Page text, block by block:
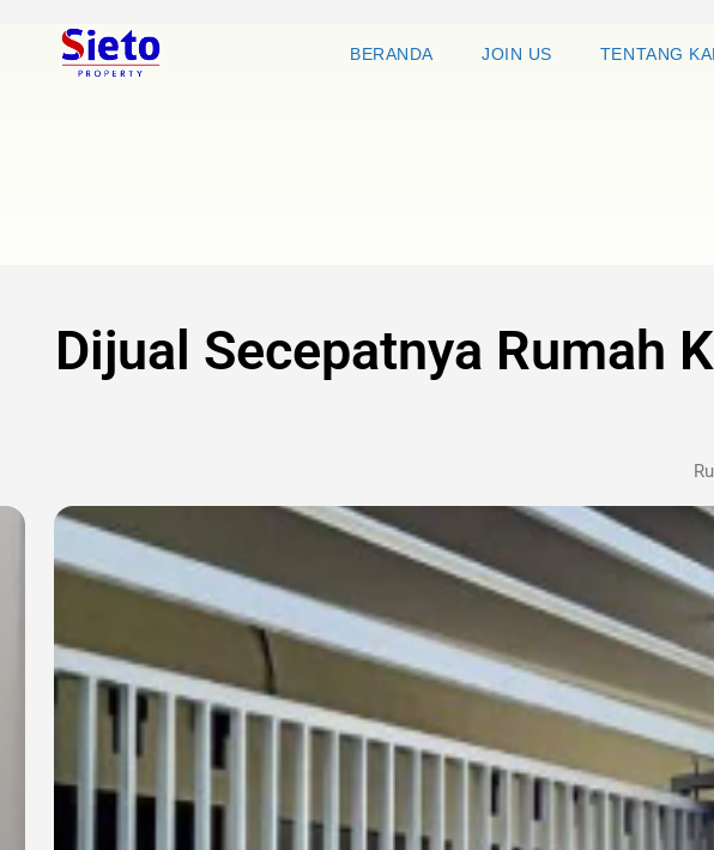
BERANDA JOIN US TENTANG
Dijual Secepatnya Rumah